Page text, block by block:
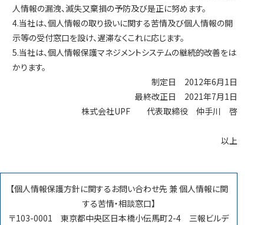
人情報の漏洩、滅失又棄損の予防及び是正に努めます。
4.当社は、個人情報の取り扱いに関する苦情及び個人情報の開
示等の受付窓口を設け、遅滞なくこれに応じます。
5.当社は、個人情報保護マネジメントシステムの継続的改善をは
かります。
制定日 2012年6月1日
最終改正日 2021年7月1日
株式会社UPF 代表取締役 仲手川 啓
以上
【個人情報保護方針に関するお問い合わせ先 兼 個人情報に関
する苦情・相談窓口】
〒103-0001 東京都中央区日本橋小伝馬町2-4 三報ビルデ